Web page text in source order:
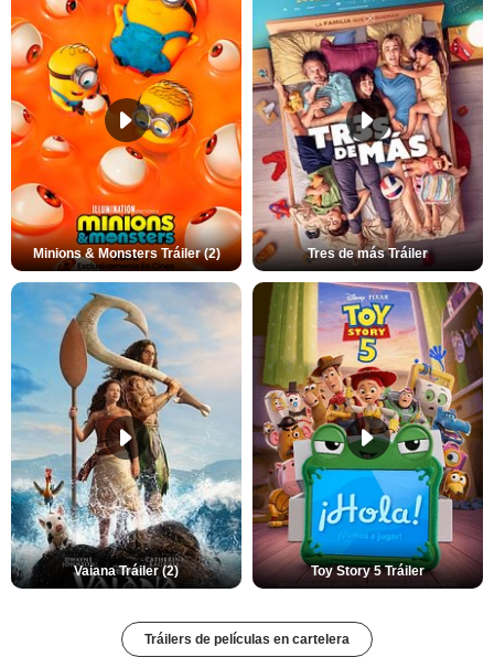
Minions & Monsters Tráiler (2) Tres de más Tráiler
Vaiana Tráiler (2) Toy Story 5 Tráiler
Tráilers de películas en cartelera